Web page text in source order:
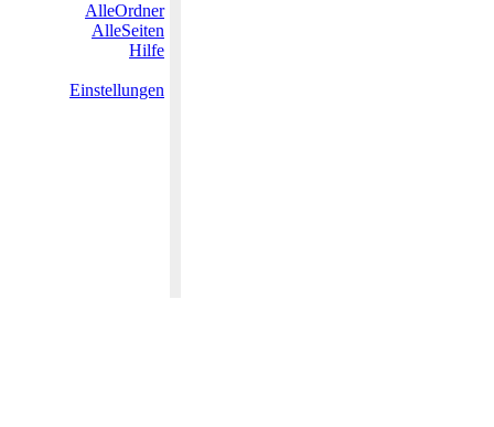
AlleOrdner
AlleSeiten
Hilfe
Einstellungen